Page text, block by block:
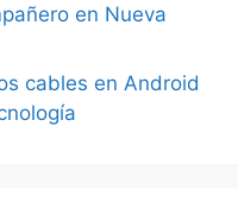
en Nueva
cables en Android